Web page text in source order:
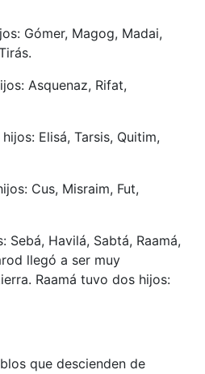
Gómer, Magog, Madai,
Asquenaz, Rifat,
Elisá, Tarsis, Quitim,
Cus, Misraim, Fut,
Sebá, Havilá, Sabtá, Raamá,
llegó a ser muy
Raamá tuvo dos hijos:
que descienden de